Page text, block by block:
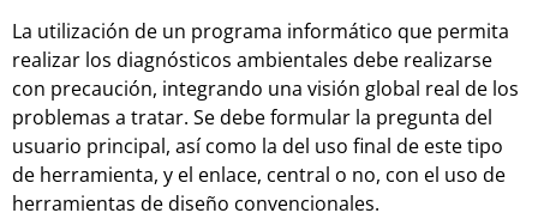
La utilización de un programa informático que permita
realizar los diagnósticos ambientales debe realizarse
con precaución, integrando una visión global real de los
problemas a tratar. Se debe formular la pregunta del
usuario principal, así como la del uso final de este tipo
de herramienta, y el enlace, central o no, con el uso de
herramientas de diseño convencionales.